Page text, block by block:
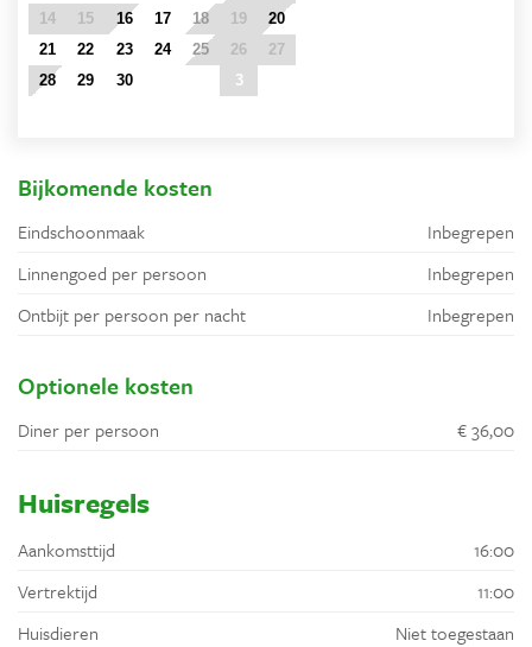
14
15 16 17 18 19
20
21
22 23 24 25 26
27
28
29 30 3
Bijkomende kosten
Eindschoonmaak
Inbegrepen
Linnengoed per persoon
Inbegrepen
Ontbijt per persoon per nacht
Inbegrepen
Optionele kosten
Diner per persoon € 36,00
Huisregels
Aankomsttijd
16:00
Vertrektijd
11:00
Huisdieren
Niet toegestaan